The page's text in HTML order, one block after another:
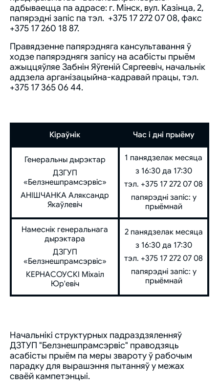
адбываецца па адрасе: г. Мінск, вул. Казінца, 2,
папярэдні запіс па тэл. +375 17 272 07 08, факс
+375 17 260 18 87.
Правядзенне папярэдняга кансультавання ў
ходзе папярэднягя запісу на асабісты прыём
ажыццяўляе Забнін Яўгеній Сяргеевіч, начальнік
аддзела арганізацыйна-кадравай працы, тэл.
+375 17 365 06 44.
Кіраўнік Час і дні прыёму
Генеральны дырэктар
ДЗГУП
«Белзнешпрамсэрвіс»
АНІШЧАНКА Аляксандр
Якаўлевіч
1 панядзелак месяца
з 16:30 да 17:30
тэл. +375 17 272 07 08
папярэдні запіс: у
прыёмнай
Намеснік генеральнага
дырэктара
ДЗГУП
«Белзнешпрамсэрвіс»
КЕРНАСОУСКІ Міхаіл
Юр'евіч
2 панядзелак месяца
з 16:30 да 17:30
тэл. +375 17 272 07 08
папярэдні запіс: у
прыёмнай
Начальнікі структурных падраздзяленняў
ДЗТУП "Белзнешпрамсэрвіс" праводзяць
асабісты прыём па меры звароту ў рабочым
парадку для вырашэння пытанняў у межах
сваёй кампетэнцыі.